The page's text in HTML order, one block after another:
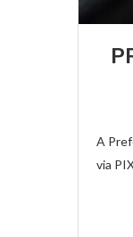
A
via